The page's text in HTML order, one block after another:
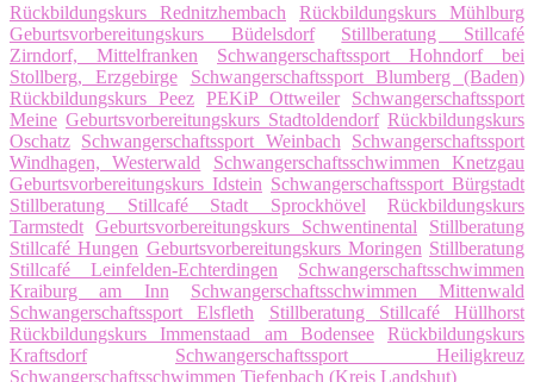
Rückbildungskurs Rednitzhembach
Rückbildungskurs Mühlburg
Geburtsvorbereitungskurs Büdelsdorf
Stillberatung Stillcafé
Zirndorf, Mittelfranken
Schwangerschaftssport Hohndorf bei
Stollberg, Erzgebirge
Schwangerschaftssport Blumberg (Baden)
Rückbildungskurs Peez PEKiP Ottweiler
Schwangerschaftssport
Meine Geburtsvorbereitungskurs Stadtoldendorf Rückbildungskurs
Oschatz Schwangerschaftssport Weinbach
Schwangerschaftssport
Windhagen, Westerwald
Schwangerschaftsschwimmen Knetzgau
Geburtsvorbereitungskurs Idstein Schwangerschaftssport Bürgstadt
Stillberatung Stillcafé Stadt Sprockhövel
Rückbildungskurs
Tarmstedt Geburtsvorbereitungskurs Schwentinental
Stillberatung
Stillcafé Hungen Geburtsvorbereitungskurs Moringen Stillberatung
Stillcafé Leinfelden-Echterdingen
Schwangerschaftsschwimmen
Kraiburg am Inn
Schwangerschaftsschwimmen Mittenwald
Schwangerschaftssport Elsfleth
Stillberatung Stillcafé Hüllhorst
Rückbildungskurs Immenstaad am Bodensee
Rückbildungskurs
Kraftsdorf
Schwangerschaftssport Heiligkreuz
Schwangerschaftsschwimmen Tiefenbach (Kreis Landshut)